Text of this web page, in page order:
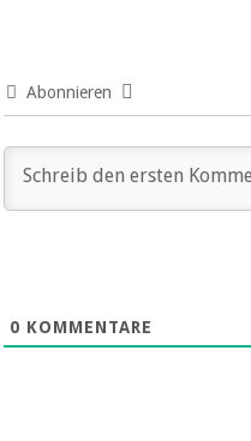
Abonnieren
0 KOMMENTARE